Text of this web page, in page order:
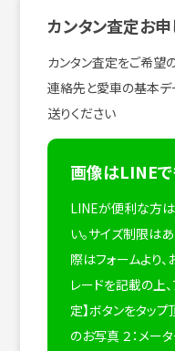
カンタン査定お
カンタン査定をご希望
連絡先と愛車の基本
送りください
画像はLINEで
LINEが便利な方
い。サイズ制限はあ
際はフォームより
レードを記載の上
定】ボタンをタッ
のお写真 ２：メー